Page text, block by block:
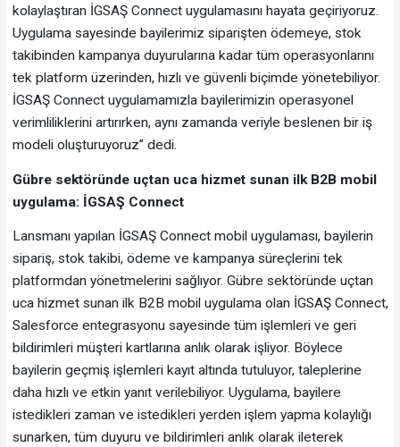
kolaylaştıran İGSAŞ Connect uygulamasını hayata geçiriyoruz.
Uygulama sayesinde bayilerimiz siparişten ödemeye, stok
takibinden kampanya duyurularına kadar tüm operasyonlarını
tek platform üzerinden, hızlı ve güvenli biçimde yönetebiliyor.
İGSAŞ Connect uygulamamızla bayilerimizin operasyonel
verimliliklerini artırırken, aynı zamanda veriyle beslenen bir iş
modeli oluşturuyoruz” dedi.
Gübre sektöründe uçtan uca hizmet sunan ilk B2B mobil
uygulama: İGSAŞ Connect
Lansmanı yapılan İGSAŞ Connect mobil uygulaması, bayilerin
sipariş, stok takibi, ödeme ve kampanya süreçlerini tek
platformdan yönetmelerini sağlıyor. Gübre sektöründe uçtan
uca hizmet sunan ilk B2B mobil uygulama olan İGSAŞ Connect,
Salesforce entegrasyonu sayesinde tüm işlemleri ve geri
bildirimleri müşteri kartlarına anlık olarak işliyor. Böylece
bayilerin geçmiş işlemleri kayıt altında tutuluyor, taleplerine
daha hızlı ve etkin yanıt verilebiliyor. Uygulama, bayilere
istedikleri zaman ve istedikleri yerden işlem yapma kolaylığı
sunarken, tüm duyuru ve bildirimleri anlık olarak ileterek